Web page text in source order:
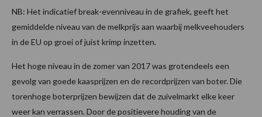
NB: Het indicatief break-evenniveau in de grafiek, geeft het
gemiddelde niveau van de melkprijs aan waarbij melkveehouders
in de EU op groei of juist krimp inzetten.
Het hoge niveau in de zomer van 2017 was grotendeels een
gevolg van goede kaasprijzen en de recordprijzen van boter. Die
torenhoge boterprijzen bewijzen dat de zuivelmarkt elke keer
weer kan verrassen. Door de positievere houding van de